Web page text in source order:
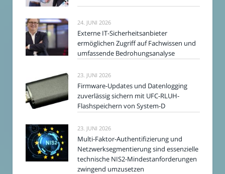
24. JUNI 2026
Externe IT-Sicherheitsanbieter
ermöglichen Zugriff auf Fachwissen und
umfassende Bedrohungsanalyse
23. JUNI 2026
Firmware-Updates und Datenlogging
zuverlässig sichern mit UFC-RLUH-
Flashspeichern von System-D
23. JUNI 2026
Multi-Faktor-Authentifizierung und
Netzwerksegmentierung sind essenzielle
technische NIS2-Mindestanforderungen
zwingend umzusetzen